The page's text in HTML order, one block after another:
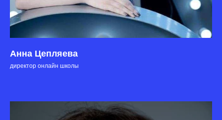
Анна Цепляева
директор онлайн школы